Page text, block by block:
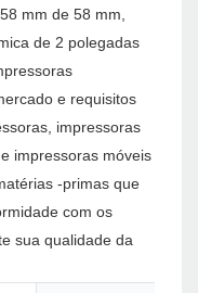
mm de 58 mm,
de 2 polegadas
e requisitos
impressoras
impressoras móveis
-primas que
com os
sua qualidade da